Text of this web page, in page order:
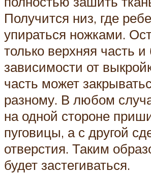
Получится низ, где
упираться ножками.
только верхняя часть
зависимости от
часть может
разному. В любом
на одной стороне
пуговицы, а с другой
отверстия. Таким
будет застегиваться.